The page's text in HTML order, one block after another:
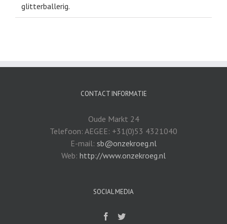
glitterballerig.
CONTACT INFORMATIE
Oude Markt 24
Telefoon: AEGEE: +31(0)53 4321040
E-mail: sb@onzekroeg.nl
Web: http://www.onzekroeg.nl
SOCIAL MEDIA